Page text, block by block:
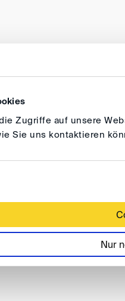
Zugriffe auf unsere
Sie uns kontaktieren
Nur